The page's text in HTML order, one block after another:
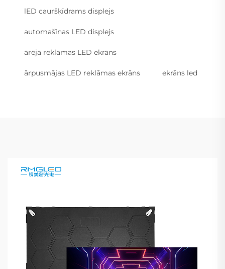
lED cauršķīdrams displejs
automašīnas LED displejs
ārējā reklāmas LED ekrāns
ārpusmājas LED reklāmas ekrāns ekrāns led